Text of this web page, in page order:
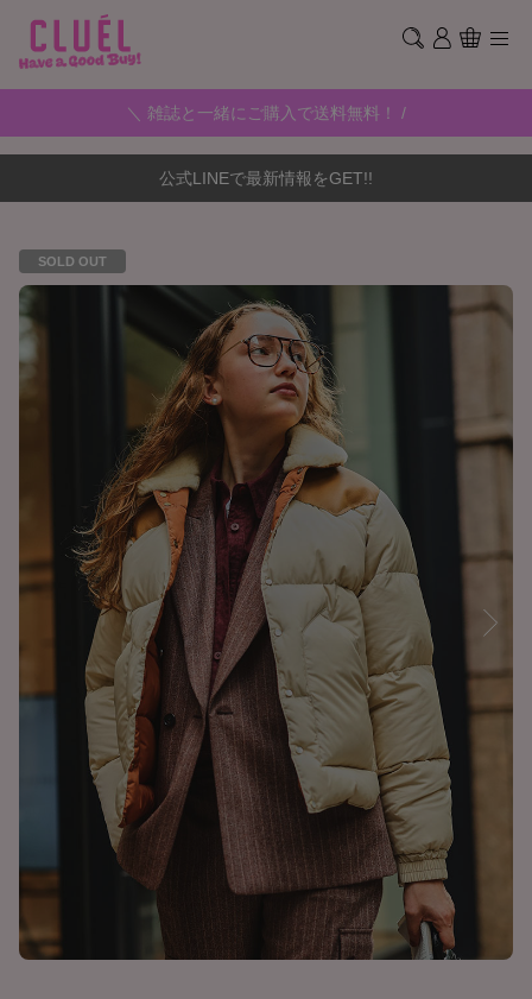
＼ 雑誌と一緒にご購入で送料無料！ /
公式LINEで最新情報をGET!!
SOLD OUT